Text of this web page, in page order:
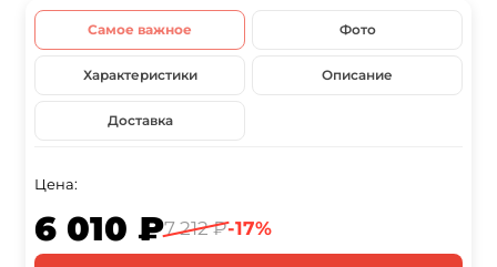
Самое важное Фото
Характеристики Описание
Доставка
Цена:
6 010 ₽7 212 ₽-17%